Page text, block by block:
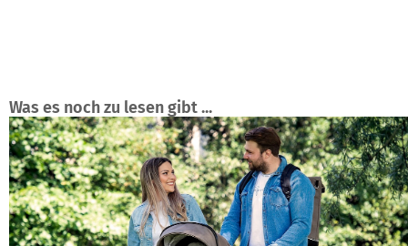
Was es noch zu lesen gibt ...